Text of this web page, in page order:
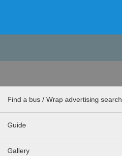
Find a bus / Wrap advertising search
Guide
Gallery